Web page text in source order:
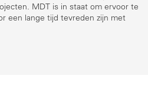
MDT is in staat om ervoor te
een lange tijd tevreden zijn met